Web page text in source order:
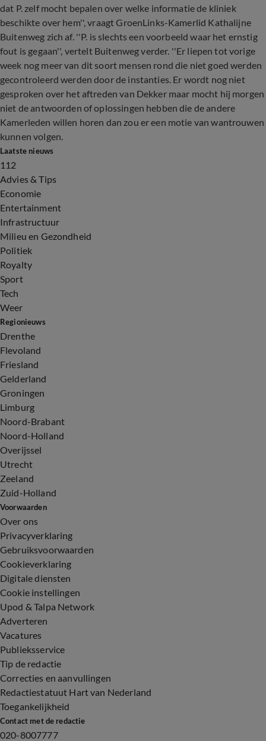
dat P. zelf mocht bepalen over welke informatie de kliniek
beschikte over hem'', vraagt GroenLinks-Kamerlid Kathalijne
Buitenweg zich af. ''P. is slechts een voorbeeld waar het ernstig
fout is gegaan'', vertelt Buitenweg verder. ''Er liepen tot vorige
week nog meer van dit soort mensen rond die niet goed werden
gecontroleerd werden door de instanties. Er wordt nog niet
gesproken over het aftreden van Dekker maar mocht hij morgen
niet de antwoorden of oplossingen hebben die de andere
Kamerleden willen horen dan zou er een motie van wantrouwen
kunnen volgen.
Laatste nieuws
112
Advies & Tips
Economie
Entertainment
Infrastructuur
Milieu en Gezondheid
Politiek
Royalty
Sport
Tech
Weer
Regionieuws
Drenthe
Flevoland
Friesland
Gelderland
Groningen
Limburg
Noord-Brabant
Noord-Holland
Overijssel
Utrecht
Zeeland
Zuid-Holland
Voorwaarden
Over ons
Privacyverklaring
Gebruiksvoorwaarden
Cookieverklaring
Digitale diensten
Cookie instellingen
Upod & Talpa Network
Adverteren
Vacatures
Publieksservice
Tip de redactie
Correcties en aanvullingen
Redactiestatuut Hart van Nederland
Toegankelijkheid
Contact met de redactie
020-8007777